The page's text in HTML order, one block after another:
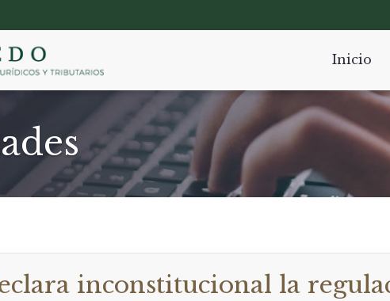
Inicio
inconstitucional la